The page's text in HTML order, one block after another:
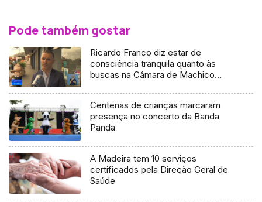
Pode também gostar
Ricardo Franco diz estar de
consciência tranquila quanto às
buscas na Câmara de Machico
Centenas de crianças marcaram
presença no concerto da Banda
Panda
A Madeira tem 10 serviços
certificados pela Direção Geral de
Saúde